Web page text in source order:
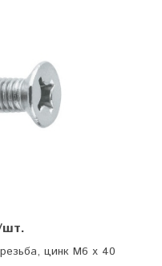
шт.
цинк М6 х 40